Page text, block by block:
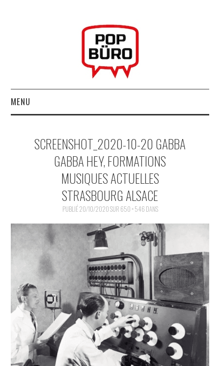
MENU
MUSIQUESACTUELLES.NET
GABBA GABBA HEY !
INDÉPENDANTS
DOKO
SCREENSHOT_2020-10-20 GABBA
GABBA HEY, FORMATIONS
MUSIQUES ACTUELLES
STRASBOURG ALSACE
PUBLIÉ20/10/2020SUR 650 × 546 DANS